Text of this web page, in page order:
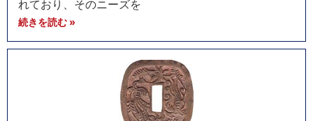
れており、そのニーズを
続きを読む »